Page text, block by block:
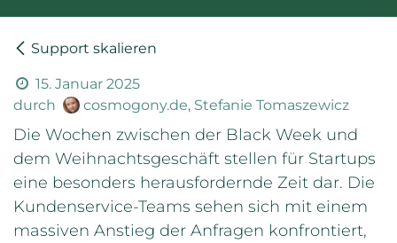
Support skalieren
15. Januar 2025
durch
cosmogony.de, Stefanie Tomaszewicz
Die Wochen zwischen der Black Week und
dem Weihnachtsgeschäft stellen für Startups
eine besonders herausfordernde Zeit dar. Die
Kundenservice-Teams sehen sich mit einem
massiven Anstieg der Anfragen konfrontiert,